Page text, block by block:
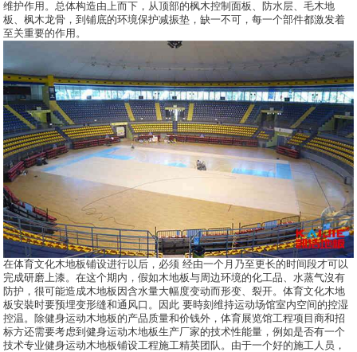
维护作用。总体构造由上而下，从顶部的枫木控制面板、防水层、毛木地
板、枫木龙骨，到铺底的环境保护减振垫，缺一不可，每一个部件都激发着
至关重要的作用。
在体育文化木地板铺设进行以后，必须 经由一个月乃至更长的时间段才可以
完成研磨上漆。在这个期内，假如木地板与周边环境的化工品、水蒸气沒有
防护，很可能造成木地板因含水量大幅度变动而形变、裂开。体育文化木地
板安裝时要预埋变形缝和通风口。因此 要時刻维持运动场馆室内空间的控湿
控温。除健身运动木地板的产品质量和价钱外，体育展览馆工程项目商和招
标方还需要考虑到健身运动木地板生产厂家的技术性能量，例如是否有一个
技术专业健身运动木地板铺设工程施工精英团队。由于一个好的施工人员，